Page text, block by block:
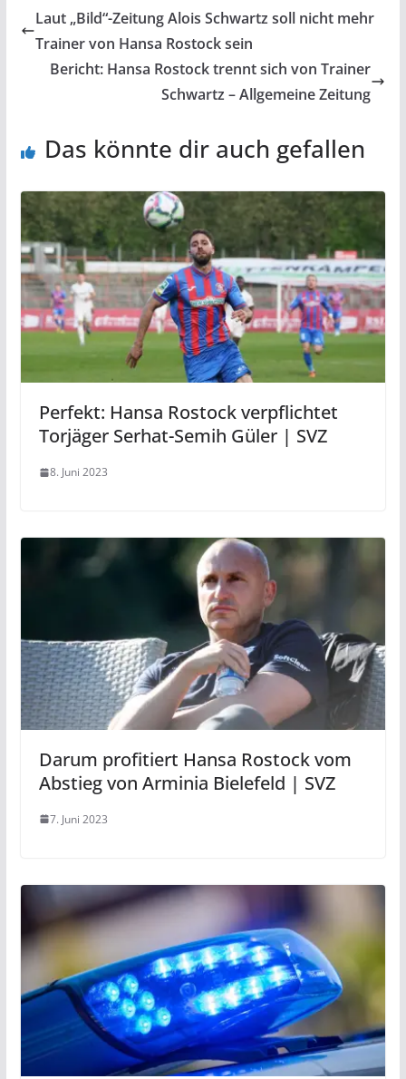
Laut „Bild“-Zeitung Alois Schwartz soll nicht mehr
Trainer von Hansa Rostock sein
Bericht: Hansa Rostock trennt sich von Trainer
Schwartz – Allgemeine Zeitung
Das könnte dir auch gefallen
Perfekt: Hansa Rostock verpflichtet
Torjäger Serhat-Semih Güler | SVZ
8. Juni 2023
Darum profitiert Hansa Rostock vom
Abstieg von Arminia Bielefeld | SVZ
7. Juni 2023